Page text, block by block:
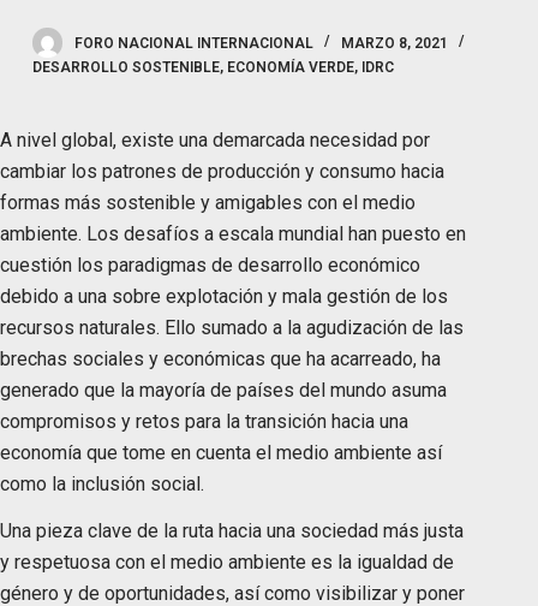
FORO NACIONAL INTERNACIONAL
MARZO 8, 2021
DESARROLLO SOSTENIBLE, ECONOMÍA VERDE, IDRC
A nivel global, existe una demarcada necesidad por
cambiar los patrones de producción y consumo hacia
formas más sostenible y amigables con el medio
ambiente. Los desafíos a escala mundial han puesto en
cuestión los paradigmas de desarrollo económico
debido a una sobre explotación y mala gestión de los
recursos naturales. Ello sumado a la agudización de las
brechas sociales y económicas que ha acarreado, ha
generado que la mayoría de países del mundo asuma
compromisos y retos para la transición hacia una
economía que tome en cuenta el medio ambiente así
como la inclusión social.
Una pieza clave de la ruta hacia una sociedad más justa
y respetuosa con el medio ambiente es la igualdad de
género y de oportunidades, así como visibilizar y poner